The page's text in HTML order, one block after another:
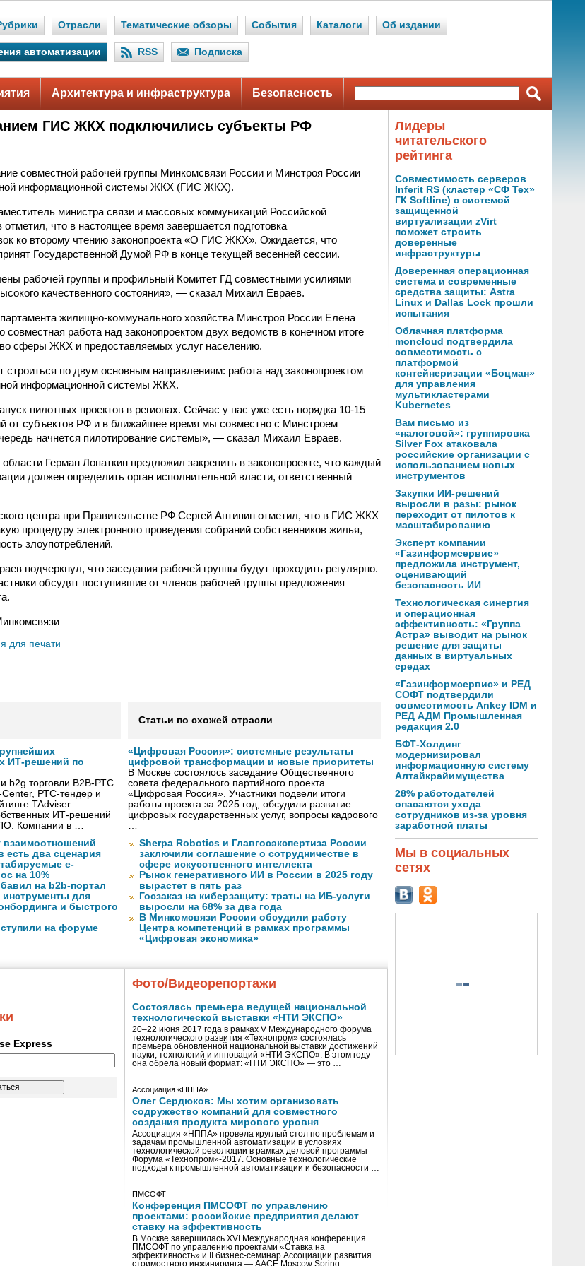
Отрасли Тематические обзоры События Каталоги Об издании
автоматизации RSS Подписка
Архитектура и инфраструктура Безопасность
ГИС ЖКХ подключились субъекты РФ
совместной рабочей группы Минкомсвязи России и Минстроя России
информационной системы ЖКХ (ГИС ЖКХ).
министра связи и массовых коммуникаций Российской
что в настоящее время завершается подготовка
ко второму чтению законопроекта «О ГИС ЖКХ». Ожидается, что
Государственной Думой РФ в конце текущей весенней сессии.
рабочей группы и профильный Комитет ГД совместными усилиями
качественного состояния», — сказал Михаил Евраев.
жилищно-коммунального хозяйства Минстроя России Елена
совместная работа над законопроектом двух ведомств в конечном итоге
сферы ЖКХ и предоставляемых услуг населению.
строиться по двум основным направлениям: работа над законопроектом
информационной системы ЖКХ.
пилотных проектов в регионах. Сейчас у нас уже есть порядка 10-15
от субъектов РФ и в ближайшее время мы совместно с Минстроем
начнется пилотирование системы», — сказал Михаил Евраев.
Герман Лопаткин предложил закрепить в законопроекте, что каждый
должен определить орган исполнительной власти, ответственный
центра при Правительстве РФ Сергей Антипин отметил, что в ГИС ЖКХ
процедуру электронного проведения собраний собственников жилья,
злоупотреблений.
подчеркнул, что заседания рабочей группы будут проходить регулярно.
обсудят поступившие от членов рабочей группы предложения
для печати
ИТ-решений по
b2g торговли B2B-РТС
РТС-тендер и
TAdviser
ИТ-решений
ПО. Компании в …
взаимоотношений
есть два сценария
e-
на 10%
на b2b-портал
для
и быстрого
на форуме
Статьи по схожей отрасли
«Цифровая Россия»: системные результаты
цифровой трансформации и новые приоритеты
В Москве состоялось заседание Общественного
совета федерального партийного проекта
«Цифровая Россия». Участники подвели итоги
работы проекта за 2025 год, обсудили развитие
цифровых государственных услуг, вопросы кадрового
…
Sherpa Robotics и Главгосэкспертиза России
заключили соглашение о сотрудничестве в
сфере искусственного интеллекта
Рынок генеративного ИИ в России в 2025 году
вырастет в пять раз
Госзаказ на киберзащиту: траты на ИБ-услуги
выросли на 68% за два года
В Минкомсвязи России обсудили работу
Центра компетенций в рамках программы
«Цифровая экономика»
Express
Фото/Видеорепортажи
Состоялась премьера ведущей национальной
технологической выставки «НТИ ЭКСПО»
20–22 июня 2017 года в рамках V Международного форума
технологического развития «Технопром» состоялась
премьера обновленной национальной выставки достижений
науки, технологий и инноваций «НТИ ЭКСПО». В этом году
она обрела новый формат: «НТИ ЭКСПО» — это …
Ассоциация «НППА»
Олег Сердюков: Мы хотим организовать
содружество компаний для совместного
создания продукта мирового уровня
Ассоциация «НППА» провела круглый стол по проблемам и
задачам промышленной автоматизации в условиях
технологической революции в рамках деловой программы
Форума «Технопром»-2017. Основные технологические
подходы к промышленной автоматизации и безопасности …
ПМСОФТ
Конференция ПМСОФТ по управлению
проектами: российские предприятия делают
ставку на эффективность
В Москве завершилась XVI Международная конференция
ПМСОФТ по управлению проектами «Ставка на
эффективность» и II бизнес-семинар Ассоциации развития
стоимостного инжиниринга — AACE Moscow Spring
Лидеры
читательского
рейтинга
Совместимость серверов
Inferit RS (кластер «СФ Тех»
ГК Softline) с системой
защищенной
виртуализации zVirt
поможет строить
доверенные
инфраструктуры
Доверенная операционная
система и современные
средства защиты: Astra
Linux и Dallas Lock прошли
испытания
Облачная платформа
moncloud подтвердила
совместимость с
платформой
контейнеризации «Боцман»
для управления
мультикластерами
Kubernetes
Вам письмо из
«налоговой»: группировка
Silver Fox атаковала
российские организации с
использованием новых
инструментов
Закупки ИИ-решений
выросли в разы: рынок
переходит от пилотов к
масштабированию
Эксперт компании
«Газинформсервис»
предложила инструмент,
оценивающий
безопасность ИИ
Технологическая синергия
и операционная
эффективность: «Группа
Астра» выводит на рынок
решение для защиты
данных в виртуальных
средах
«Газинформсервис» и РЕД
СОФТ подтвердили
совместимость Ankey IDM и
РЕД АДМ Промышленная
редакция 2.0
БФТ-Холдинг
модернизировал
информационную систему
Алтайкрайимущества
28% работодателей
опасаются ухода
сотрудников из-за уровня
заработной платы
Мы в социальных
сетях